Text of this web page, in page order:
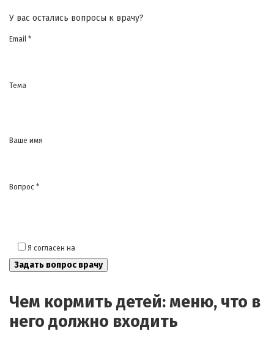
У вас остались вопросы к врачу?
Email *
Тема
Ваше имя
Вопрос *
Я согласен на
Чем кормить детей: меню, что в
него должно входить